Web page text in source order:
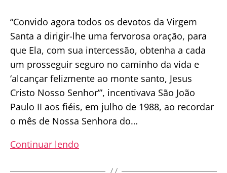
“Convido agora todos os devotos da Virgem
Santa a dirigir-lhe uma fervorosa oração, para
que Ela, com sua intercessão, obtenha a cada
um prosseguir seguro no caminho da vida e
‘alcançar felizmente ao monte santo, Jesus
Cristo Nosso Senhor’”, incentivava São João
Paulo II aos fiéis, em julho de 1988, ao recordar
o mês de Nossa Senhora do…
Continuar lendo